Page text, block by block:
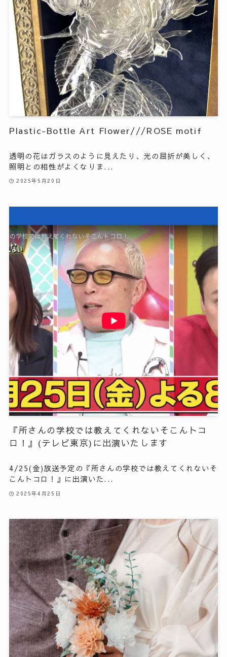
Plastic-Bottle Art Flower///ROSE motif
透明の花はガラスのように見えたり、光の屈折が美しく、
照明との相性がよくなりま...
2025年5月20日
『所さんの学校では教えてくれないそこんトコ
ロ！』(テレビ東京)に出演いたします
4/25(金)放送予定の『所さんの学校では教えてくれないそ
こんトコロ！』に出演いた...
2025年4月25日